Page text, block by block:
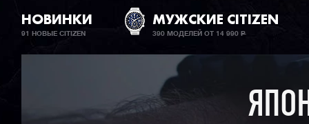
НОВИНКИ
91 НОВЫЕ CITIZEN
МУЖСКИЕ CITIZEN
390 МОДЕЛЕЙ ОТ 14 990Р